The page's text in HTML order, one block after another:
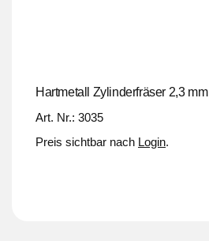
Hartmetall Zylinderfräser 2,3 mm
Art. Nr.: 3035
Preis sichtbar nach Login.